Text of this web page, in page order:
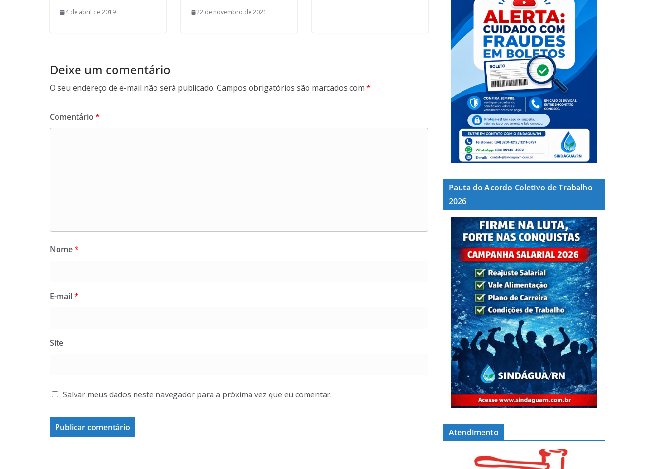
4 de abril de 2019 22 de novembro de 2021
Deixe um comentário
O seu endereço de e-mail não será publicado. Campos obrigatórios são marcados com *
Comentário *
Nome*
E-mail*
Site
Salvar meus dados neste navegador para a próxima vez que eu comentar.
Pauta do Acordo Coletivo de Trabalho
2026
Atendimento